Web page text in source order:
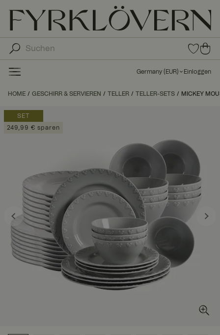
0
Arti
in
orit
0
Art
ike
de
Germany ( EUR) Einloggen
HOME GESCHIRR & SERVIEREN TELLER TELLER-SETS MICKEY
SET
249,99 € sparen